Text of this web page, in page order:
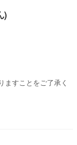
)
ますことをご了承く